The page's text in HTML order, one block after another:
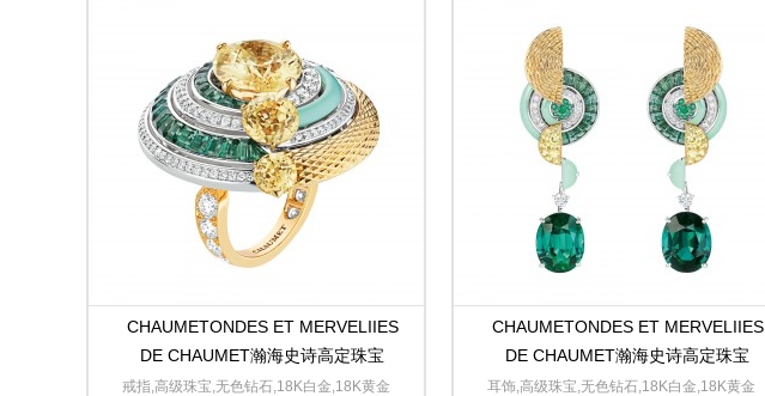
CHAUMETONDES ET MERVELIIES
DE CHAUMET瀚海史诗高定珠宝
Sous le Soleil幻日耀阳黄金和白金戒指
戒指,高级珠宝,无色钻石,18K白金,18K黄金
CHAUMETONDES ET MERVELIIES
DE CHAUMET瀚海史诗高定珠宝
Sous le Soleil幻日耀阳黄金和白金耳环
耳饰,高级珠宝,无色钻石,18K白金,18K黄金